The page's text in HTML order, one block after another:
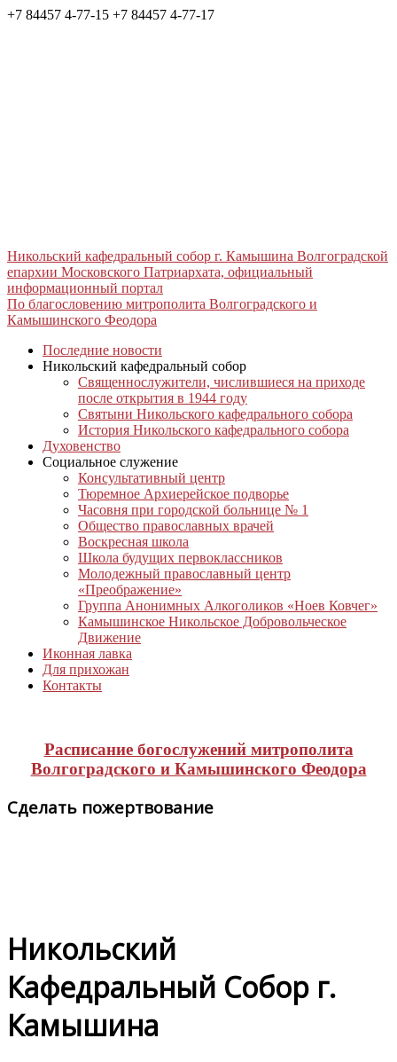
+7 84457 4-77-15 +7 84457 4-77-17
Никольский кафедральный собор г. Камышина Волгоградской
епархии Московского Патриархата, официальный
информационный портал
По благословению митрополита Волгоградского и
Камышинского Феодора
Последние новости
Никольский кафедральный собор
Священнослужители, числившиеся на приходе
после открытия в 1944 году
Святыни Никольского кафедрального собора
История Никольского кафедрального собора
Духовенство
Социальное служение
Консультативный центр
Тюремное Архиерейское подворье
Часовня при городской больнице № 1
Общество православных врачей
Воскресная школа
Школа будущих первоклассников
Молодежный православный центр
«Преображение»
Группа Анонимных Алкоголиков «Ноев Ковчег»
Камышинское Никольское Добровольческое
Движение
Иконная лавка
Для прихожан
Контакты
Расписание богослужений митрополита
Волгоградского и Камышинского Феодора
Сделать пожертвование
Никольский
Кафедральный Собор г.
Камышина